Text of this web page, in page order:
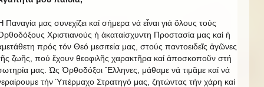
Παναγία μας συνεχίζει καί σήμερα νά εἶναι γιά ὅλους τούς
Χριστιανούς ἡ ἀκαταίσχυντη Προστασία μας καί ἡ
πρός τόν Θεό μεσιτεία μας, στούς παντοειδεῖς ἀγῶνες
ζωῆς, πού ἔχουν θεοφιλῆς χαρακτῆρα καί ἀποσκοποῦν στή
μας. Ὡς Ὀρθοδόξοι Ἕλληνες, μάθαμε νά τιμᾶμε καί νά
τήν Ὑπέρμαχο Στρατηγό μας, ζητώντας τήν χάρη καί